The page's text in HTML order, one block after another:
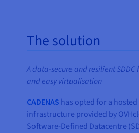
The solution
A data-secure and resilient
and easy virtualisation
CADENAS has opted for a
infrastructure provided by
Software-Defined Datacentre